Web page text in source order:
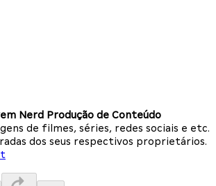
Nerd Produção de Conteúdo
de filmes, séries, redes sociais e etc.
dos seus respectivos proprietários.